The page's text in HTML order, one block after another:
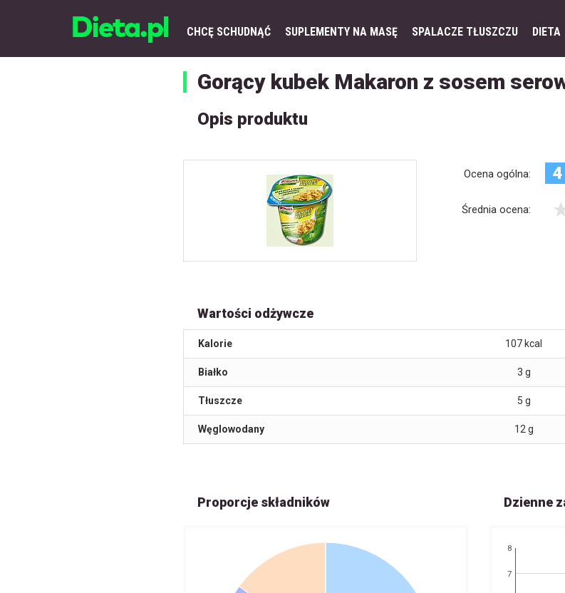
CHCĘ SCHUDNĄĆ SUPLEMENTY NA MASĘ SPALACZE TŁUSZCZU DIETA
Gorący kubek Makaron z sosem
Opis produktu
Ocena ogólna: 4
Średnia ocena:
Wartości odżywcze
Kalorie 107 kcal
Białko 3 g
Tłuszcze 5 g
Węglowodany 12 g
Proporcje składników Dzienne
7
8